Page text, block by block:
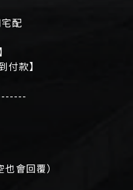
配
款】
會回覆）